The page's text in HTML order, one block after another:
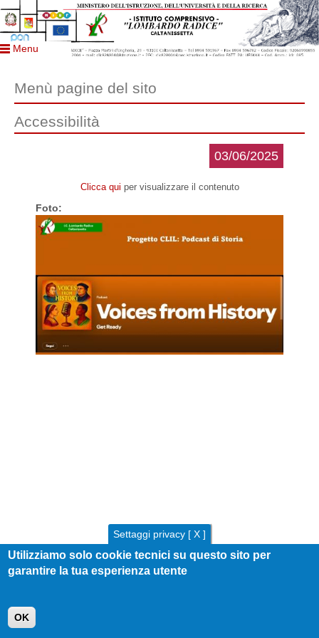
Menu
Menù pagine del sito
Accessibilità
03/06/2025
Clicca qui per visualizzare il contenuto
Foto:
Settaggi privacy [ X ]
Utilizziamo solo cookie tecnici su questo sito per
garantire la tua esperienza utente
OK